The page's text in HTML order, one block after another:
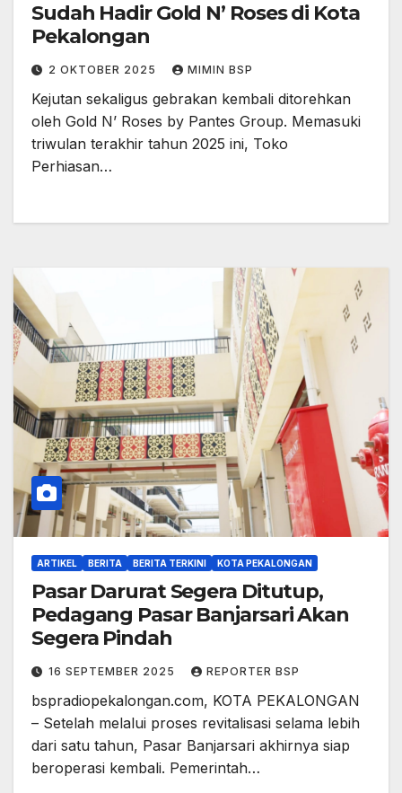
Sudah Hadir Gold N’ Roses di Kota
Pekalongan
2 OKTOBER 2025 MIMIN BSP
Kejutan sekaligus gebrakan kembali ditorehkan
oleh Gold N’ Roses by Pantes Group. Memasuki
triwulan terakhir tahun 2025 ini, Toko
Perhiasan…
ARTIKEL BERITA BERITA TERKINI KOTA PEKALONGAN
Pasar Darurat Segera Ditutup,
Pedagang Pasar Banjarsari Akan
Segera Pindah
16 SEPTEMBER 2025 REPORTER BSP
bspradiopekalongan.com, KOTA PEKALONGAN
– Setelah melalui proses revitalisasi selama lebih
dari satu tahun, Pasar Banjarsari akhirnya siap
beroperasi kembali. Pemerintah…